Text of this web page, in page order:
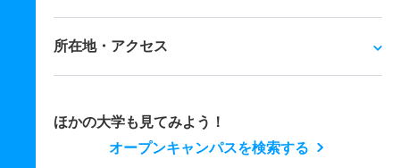
所在地・アクセス
ほかの大学も見てみよう！
オープンキャンパスを検索する